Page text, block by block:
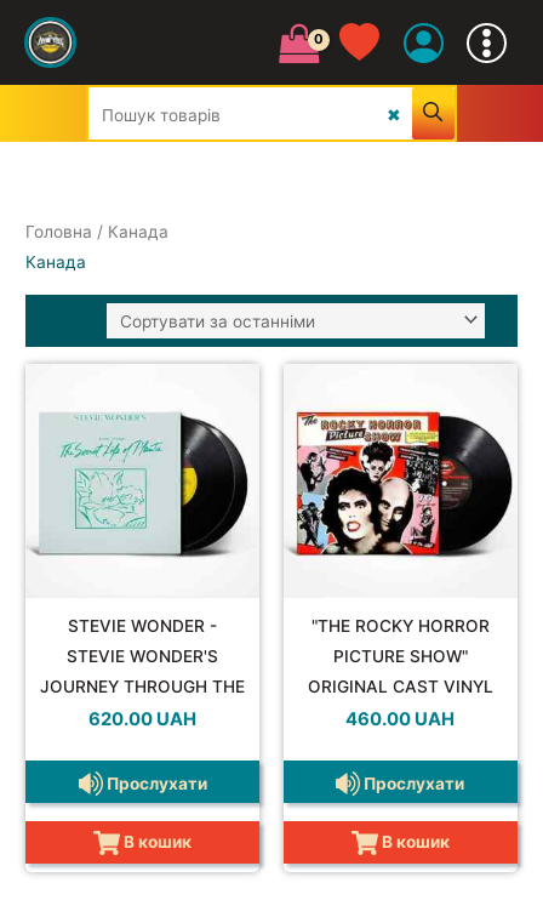
Головна / Канада
Канада
STEVIE WONDER -
STEVIE WONDER'S
JOURNEY THROUGH THE
SECRET LIFE OF PLANTS
620.00 UAH
Прослухати
В кошик
"THE ROCKY HORROR
PICTURE SHOW"
ORIGINAL CAST VINYL
LP
460.00 UAH
Прослухати
В кошик
CLASSIC
JAZZ&BLUES
POP
REGGAE
ROCK